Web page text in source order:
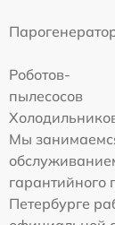
Роботов-
пылесосов
Мы
Петербурге